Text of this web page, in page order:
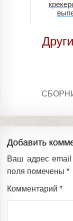
Добавить
Ваш адрес email
поля помечены *
Комментарий *